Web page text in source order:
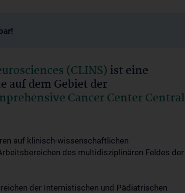
(CLINS)ist eine
dem Gebiet der
Cancer Center Central
auf klinisch-wissenschaftlichen
des multidisziplinären Feldes der
der Internistischen und Pädiatrischen